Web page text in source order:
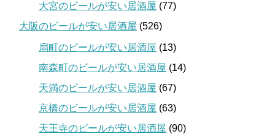
大宮のビールが安い居酒屋 (77)
大阪のビールが安い居酒屋 (526)
扇町のビールが安い居酒屋 (13)
南森町のビールが安い居酒屋 (14)
天満のビールが安い居酒屋 (67)
京橋のビールが安い居酒屋 (63)
天王寺のビールが安い居酒屋 (90)